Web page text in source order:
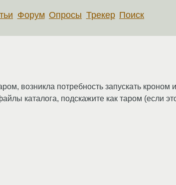
Форум Опросы Трекер Поиск
возникла потребность запускать
каталога, подскажите как таром (если